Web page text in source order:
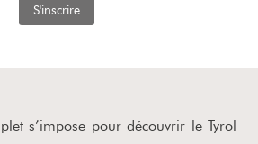
S'inscrire
s’impose pour découvrir le Tyrol